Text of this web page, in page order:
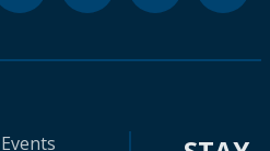
Events